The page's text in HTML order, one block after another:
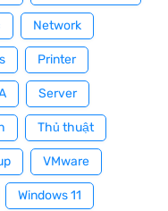
Network
Printer
Server
Thủ thuật
VMware
Windows 11